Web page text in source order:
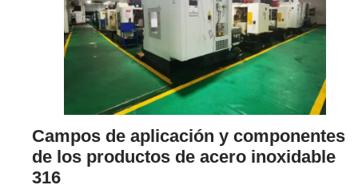
Campos de aplicación y componentes
de los productos de acero inoxidable
316